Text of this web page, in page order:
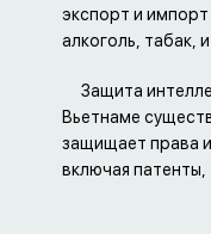
экспорт и
алкоголь, табак,
Защита
Вьетнаме
защищает права
включая патенты,